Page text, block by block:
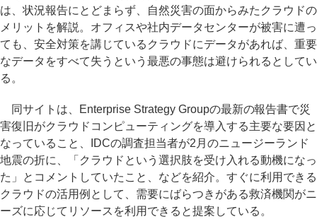
は、状況報告にとどまらず、自然災害の面からみたクラウドの
メリットを解説。オフィスや社内データセンターが被害に遭っ
ても、安全対策を講じているクラウドにデータがあれば、重要
なデータをすべて失うという最悪の事態は避けられるとしてい
る。
同サイトは、Enterprise Strategy Groupの最新の報告書で災
害復旧がクラウドコンピューティングを導入する主要な要因と
なっていること、IDCの調査担当者が2月のニュージーランド
地震の折に、「クラウドという選択肢を受け入れる動機になっ
た」とコメントしていたこと、などを紹介。すぐに利用できる
クラウドの活用例として、需要にばらつきがある救済機関がニ
ーズに応じてリソースを利用できると提案している。